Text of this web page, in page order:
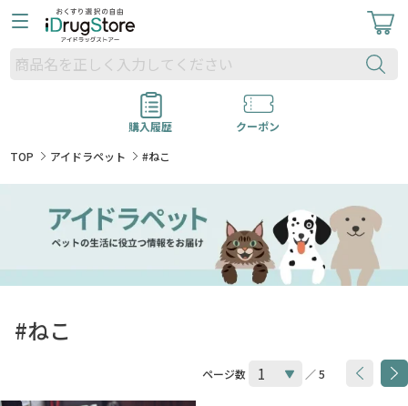
購入履歴
クーポン
TOP
アイドラペット #ねこ
#ねこ
ページ数 ／ 5